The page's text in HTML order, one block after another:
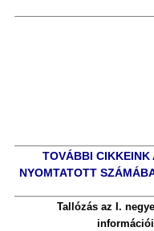
TOVÁBBI CIKKEINK
NYOMTATOTT
Tallózás az I.